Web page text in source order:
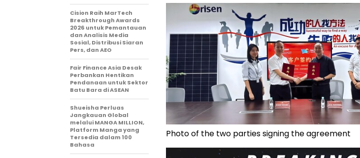
Photo of the two parties signing the agreement
Cision Raih MarTech
Breakthrough Awards
2026 untuk Pemantauan
dan Analisis Media
Sosial, Distribusi Siaran
Pers, dan AEO
Fair Finance Asia Desak
Perbankan Hentikan
Pendanaan untuk Sektor
Batu Bara di ASEAN
Shueisha Perluas
Jangkauan Global
melalui MANGA MILLION,
Platform Manga yang
Tersedia dalam 100
Bahasa